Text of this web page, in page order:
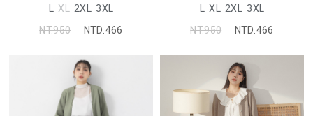
L XL 2XL 3XL
NT.950
NTD.466
L XL 2XL 3XL
NT.950
NTD.466